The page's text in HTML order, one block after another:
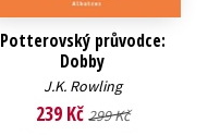
Potterovský průvodce:
Dobby
J.K. Rowling
239 Kč 299 Kč